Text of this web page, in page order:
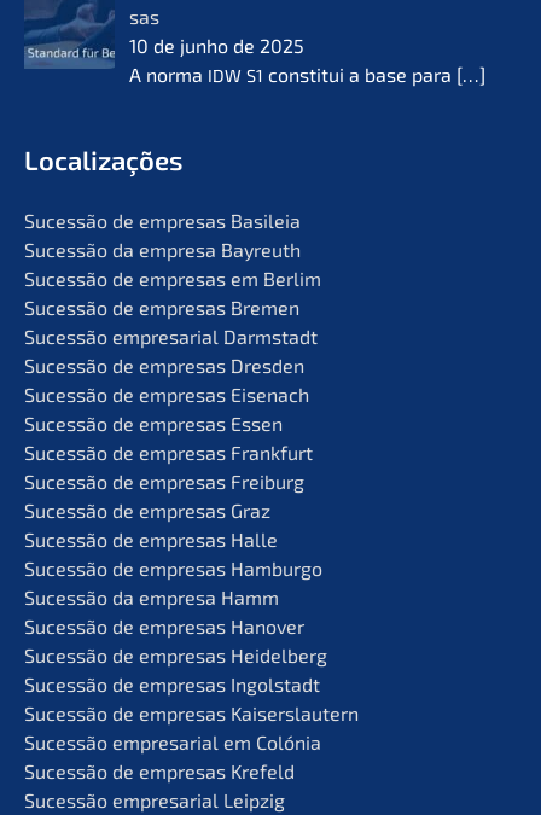
sas
10 de junho de 2025
A norma IDW S1 consti­tui a base para […]
Locali­za­ções
Suces­são de empre­sas Basileia
Suces­são da empre­sa Bayreuth
Suces­são de empre­sas em Berlim
Suces­são de empre­sas Bremen
Suces­são empre­sa­ri­al Darmstadt
Suces­são de empre­sas Dresden
Suces­são de empre­sas Eisenach
Suces­são de empre­sas Essen
Suces­são de empre­sas Frankfurt
Suces­são de empre­sas Freiburg
Suces­são de empre­sas Graz
Suces­são de empre­sas Halle
Suces­são de empre­sas Hamburgo
Suces­são da empre­sa Hamm
Suces­são de empre­sas Hanover
Suces­são de empre­sas Heidelberg
Suces­são de empre­sas Ingolstadt
Suces­são de empre­sas Kaiserslautern
Suces­são empre­sa­ri­al em Colónia
Suces­são de empre­sas Krefeld
Suces­são empre­sa­ri­al Leipzig